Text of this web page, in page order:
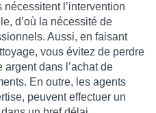
l’intervention
d’où la nécessité de
Aussi, en faisant
vous évitez de perdre
dans l’achat de
En outre, les agents
peuvent effectuer un